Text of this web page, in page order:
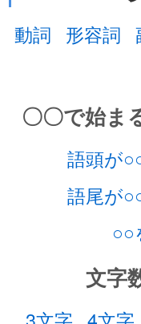
動詞 形容詞
〇〇で始ま
語頭が
語尾が
○○
文字